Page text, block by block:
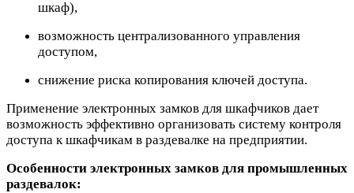
шкаф),
возможность централизованного управления
доступом,
снижение риска копирования ключей доступа.
Применение электронных замков для шкафчиков дает
возможность эффективно организовать систему контроля
доступа к шкафчикам в раздевалке на предприятии.
Особенности электронных замков для промышленных
раздевалок: